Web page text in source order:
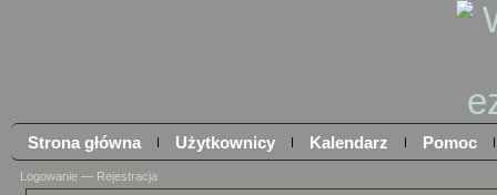
Strona główna Użytkownicy Kalendarz Pomoc
Logowanie — Rejestracja